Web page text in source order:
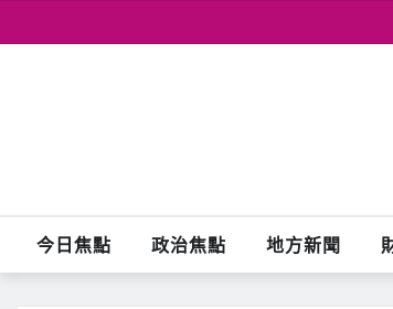
to
今日焦點 政治焦點 地方新聞